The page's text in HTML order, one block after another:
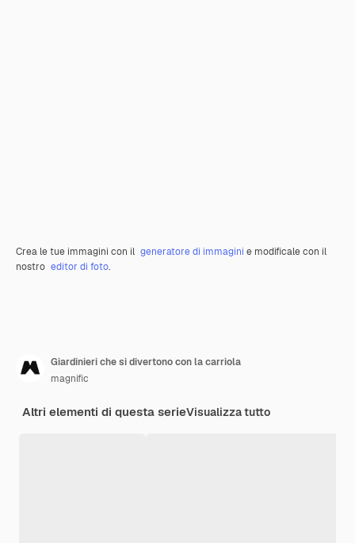
Crea le tue immagini con il generatore di immagini e modificale con il
nostro editor di foto.
Giardinieri che si divertono con la carriola
magnific
Altri elementi di questa serieVisualizza tutto